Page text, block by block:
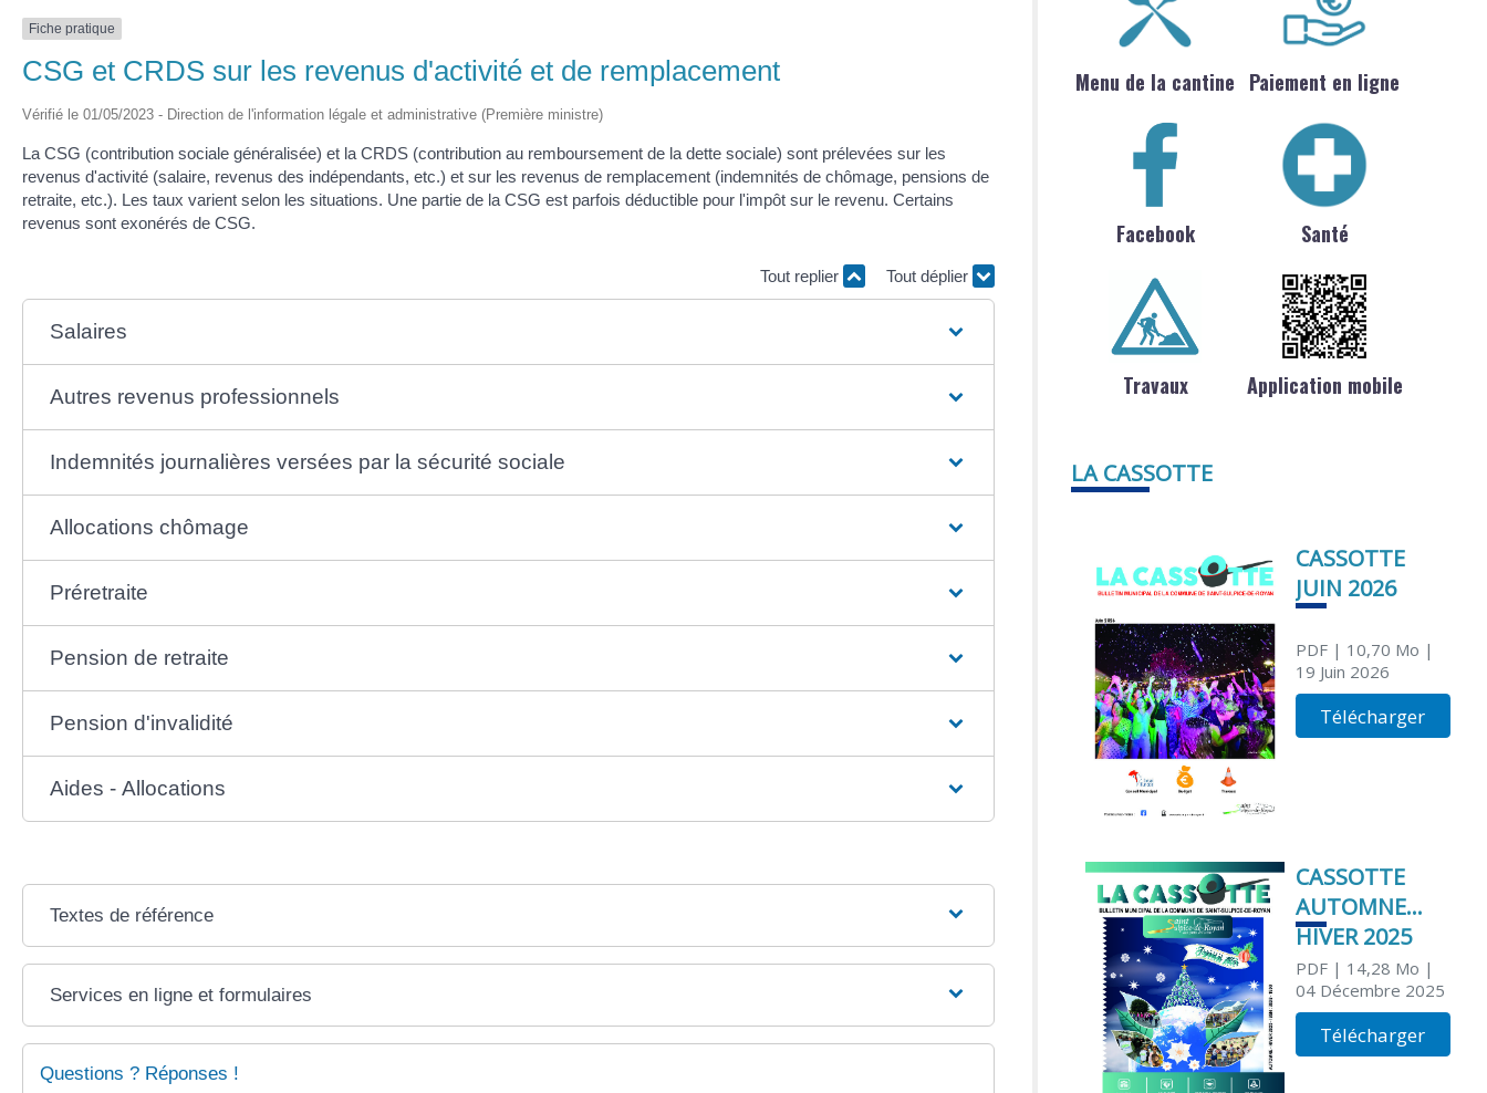
Fiche pratique
CSG et CRDS sur les revenus d'activité et de remplacement
Vérifié le 01/05/2023 - Direction de l'information légale et administrative (Première ministre)
La CSG (contribution sociale généralisée) et la CRDS (contribution au remboursement de la dette sociale) sont prélevées sur les
revenus d'activité (salaire, revenus des indépendants, etc.) et sur les revenus de remplacement (indemnités de chômage, pensions de
retraite, etc.). Les taux varient selon les situations. Une partie de la CSG est parfois déductible pour l'impôt sur le revenu. Certains
revenus sont exonérés de CSG.
Tout replier Tout déplier
Salaires
Autres revenus professionnels
Indemnités journalières versées par la sécurité sociale
Allocations chômage
Préretraite
Pension de retraite
Pension d'invalidité
Aides - Allocations
Textes de référence
Services en ligne et formulaires
Questions ? Réponses !
Menu de la cantine Paiement en ligne
Facebook Santé
Travaux Application mobile
LA CASSOTTE
CASSOTTE
JUIN 2026
PDF| 10,70 Mo |
19 Juin 2026
Télécharger
CASSOTTE
AUTOMNE
HIVER 2025
PDF| 14,28 Mo |
04 Décembre 2025
Télécharger